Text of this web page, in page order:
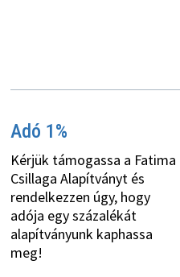
Adó 1%
Kérjük támogassa a Fatima
Csillaga Alapítványt és
rendelkezzen úgy, hogy
adója egy százalékát
alapítványunk kaphassa
meg!